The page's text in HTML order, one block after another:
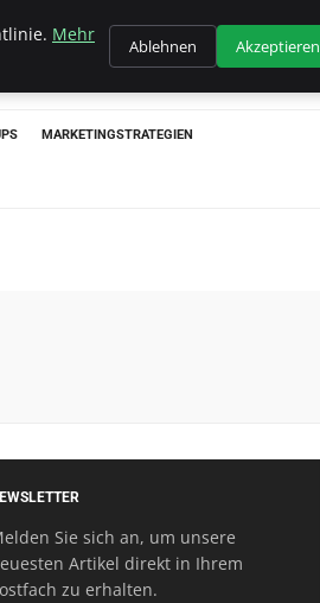
MARKETINGSTRATEGIEN
Sie sich an, um unsere
Artikel direkt in Ihrem
zu erhalten.
Mehr
Ablehnen Akzeptieren